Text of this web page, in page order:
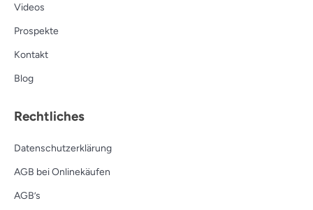
Videos
Prospekte
Kontakt
Blog
Rechtliches
Datenschutzerklärung
AGB bei Onlinekäufen
AGB’s